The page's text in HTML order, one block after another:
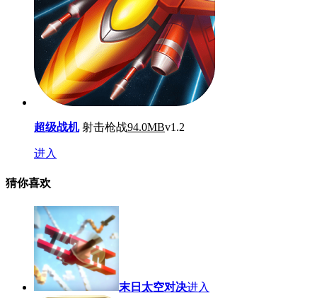
超级战机 射击枪战94.0MBv1.2
进入
猜你喜欢
末日太空对决进入